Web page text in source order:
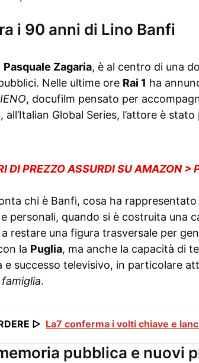
i 90 anni di Lino Banfi
Pasquale Zagaria, è al centro di una
Nelle ultime ore Rai 1 ha
, docufilm pensato per
, all’Italian Global Series, l’attore è
DI PREZZO ASSURDI SU AMAZON >
chi è Banfi, cosa ha
personali, quando si è costruita una
restare una figura trasversale per
la Puglia, ma anche la capacità di
e successo televisivo, in particolare
.
▷ La7 conferma i volti chiave e
pubblica e nuovi